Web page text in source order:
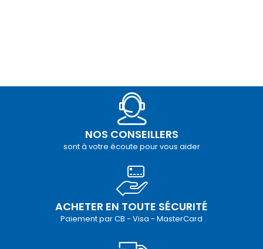
NOS CONSEILLERS
sont à votre écoute pour vous aider
ACHETER EN TOUTE SÉCURITÉ
Paiement par CB - Visa - MasterCard